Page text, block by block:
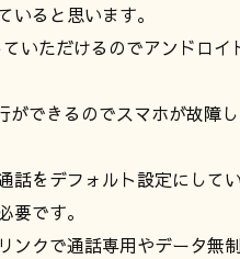
ると思います。
いただけるのでアンドロ
できるのでスマホが故障
話をデフォルト設定にして
です。
ンクで通話専用やデータ無